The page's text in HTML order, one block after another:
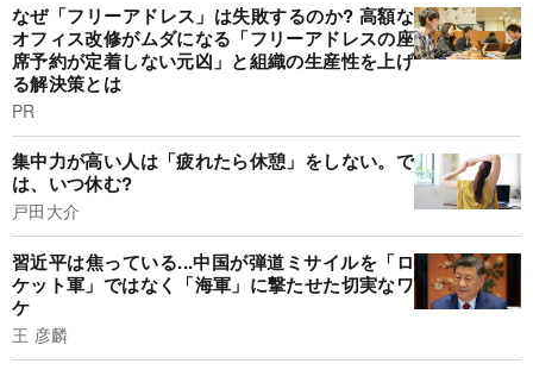
なぜ「フリーアドレス」は失敗するのか? 高額な
オフィス改修がムダになる「フリーアドレスの座
席予約が定着しない元凶」と組織の生産性を上げ
る解決策とは
PR
集中力が高い人は「疲れたら休憩」をしない。で
は、いつ休む?
戸田大介
習近平は焦っている...中国が弾道ミサイルを「ロ
ケット軍」ではなく「海軍」に撃たせた切実なワ
ケ
王 彦麟